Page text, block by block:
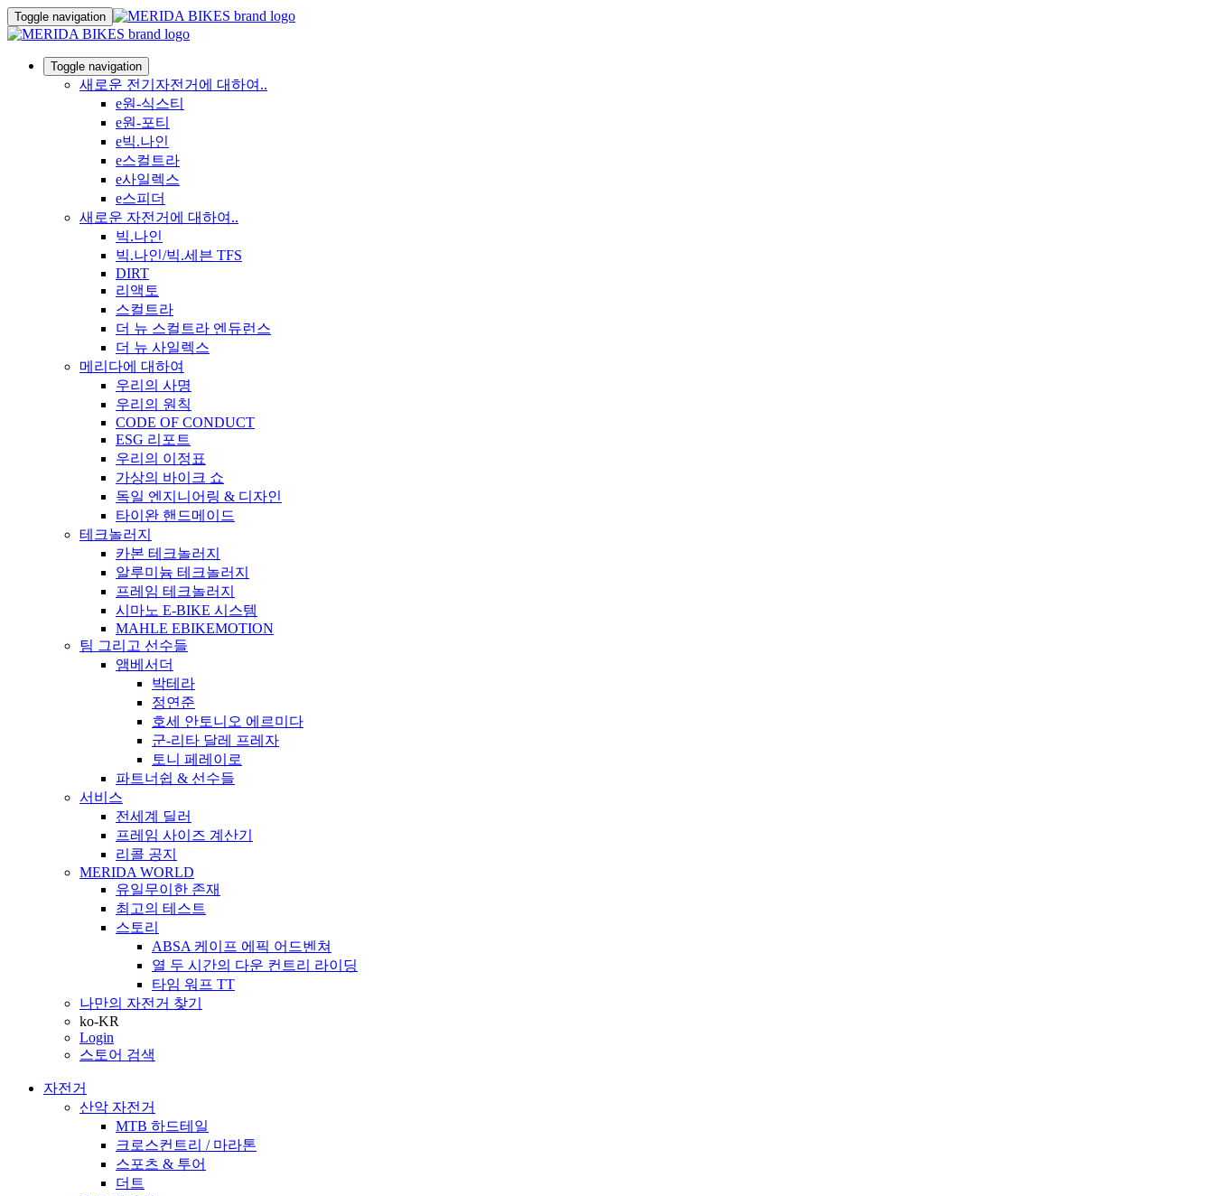
Toggle navigation
Toggle navigation
새로운 전기자전거에 대하여..
e원-식스티
e원-포티
e빅.나인
e스컬트라
e사일렉스
e스피더
새로운 자전거에 대하여..
빅.나인
빅.나인/빅.세븐 TFS
DIRT
리액토
스컬트라
더 뉴 스컬트라 엔듀런스
더 뉴 사일렉스
메리다에 대하여
우리의 사명
우리의 원칙
CODE OF CONDUCT
ESG 리포트
우리의 이정표
가상의 바이크 쇼
독일 엔지니어링 & 디자인
타이완 핸드메이드
테크놀러지
카본 테크놀러지
알루미늄 테크놀러지
프레임 테크놀러지
시마노 E-BIKE 시스템
MAHLE EBIKEMOTION
팀 그리고 선수들
앰베서더
박테라
정연준
호세 안토니오 에르미다
군-리타 달레 프레자
토니 페레이로
파트너쉽 & 선수들
서비스
전세계 딜러
프레임 사이즈 계산기
리콜 공지
MERIDA WORLD
유일무이한 존재
최고의 테스트
스토리
ABSA 케이프 에픽 어드벤쳐
열 두 시간의 다운 컨트리 라이딩
타임 워프 TT
나만의 자전거 찾기
ko-KR
Login
스토어 검색
자전거
산악 자전거
MTB 하드테일
크로스컨트리 / 마라톤
스포츠 & 투어
더트